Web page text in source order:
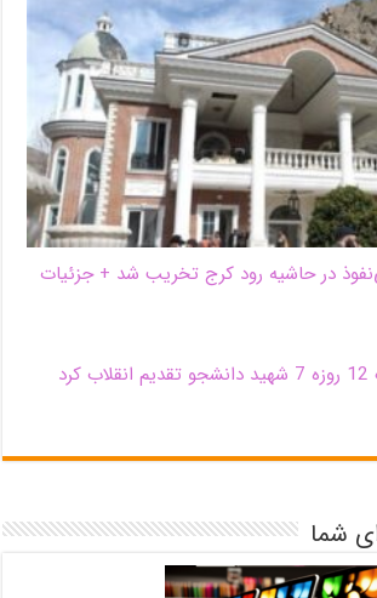
در حاشیه‌ رود کرج تخریب شد + جزئیات
شما